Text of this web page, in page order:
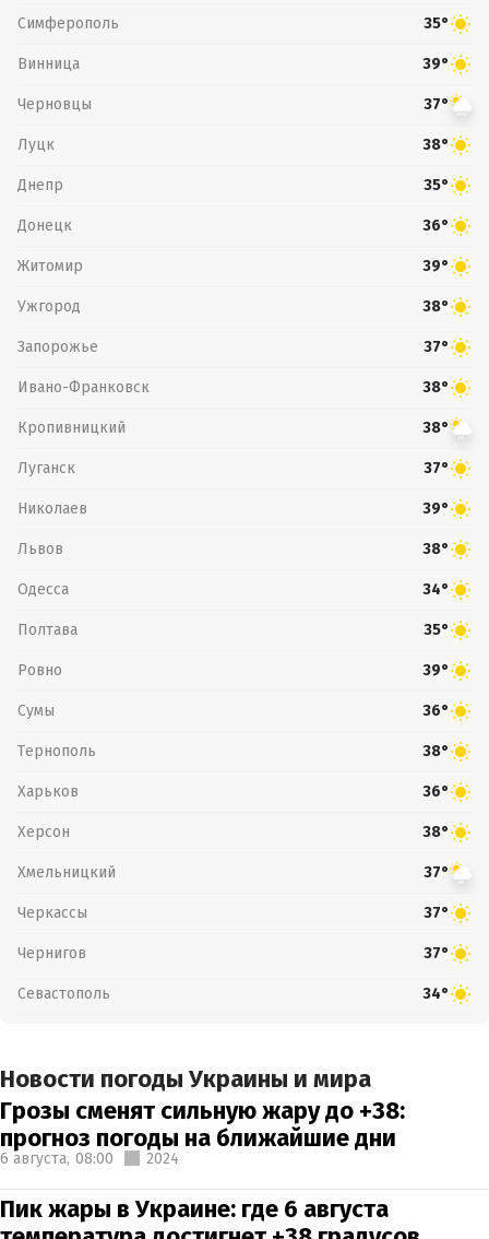
Симферополь 35°
Винница 39°
Черновцы 37°
Луцк 38°
Днепр 35°
Донецк 36°
Житомир 39°
Ужгород 38°
Запорожье 37°
Ивано-Франковск 38°
Кропивницкий 38°
Луганск 37°
Николаев 39°
Львов 38°
Одесса 34°
Полтава 35°
Ровно 39°
Сумы 36°
Тернополь 38°
Харьков 36°
Херсон 38°
Хмельницкий 37°
Черкассы 37°
Чернигов 37°
Севастополь 34°
Новости погоды Украины и мира
Грозы сменят сильную жару до +38:
прогноз погоды на ближайшие дни
6 августа, 08:00 2024
Пик жары в Украине: где 6 августа